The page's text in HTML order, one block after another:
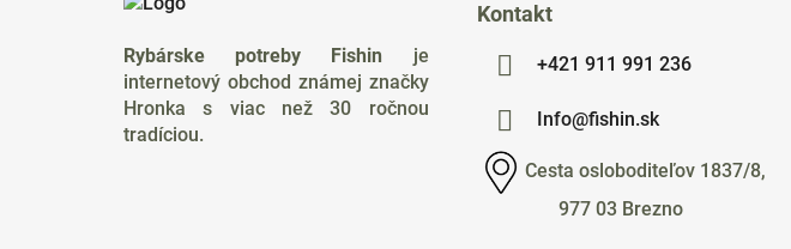
Rybárske potreby Fishin je
internetový obchod známej značky
Hronka s viac než 30 ročnou
tradíciou.
Kontakt
+421 911 991 236
Info@fishin.sk
Cesta osloboditeľov 1837/8,
977 03 Brezno